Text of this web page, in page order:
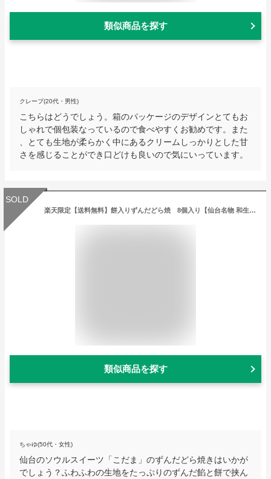
類似商品を探す
クレープ(20代・男性)
こちらはどうでしょう。箱のパッケージのデザインとてもお
しゃれで個包装なっているので食べやすくお勧めです。また
、とても生地が柔らかく中にあるクリームしっかりとした甘
さを感じることができ口どけも良いので気にいっています。
SOLD
楽天限定【送料無料】餅入りずんだどら焼 8個入り【仙台名物 和生菓子 お菓子 和スイーツ 楽天限定 どら焼 送料無料 詰合せ ずんだ餅 こだま お家時間 お取り寄せ スイーツ お試し和菓子 包装あり 退職祝い 卒業祝い 合格祝い】
類似商品を探す
ちゃゆ(50代・女性)
仙台のソウルスイーツ「こだま」のずんだどら焼きはいかが
でしょう？ふわふわの生地をたっぷりのずんだ餡と餅で挟ん